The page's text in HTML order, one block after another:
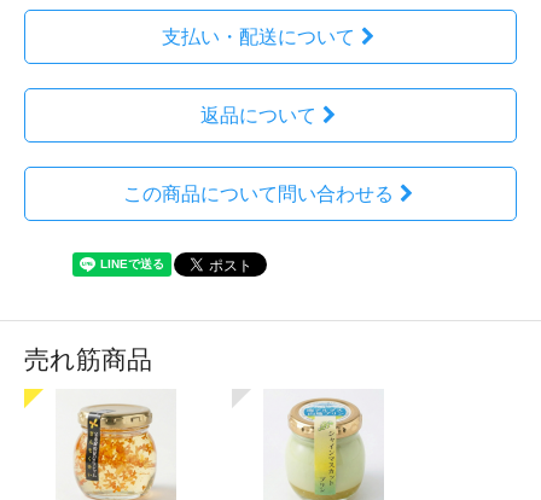
支払い・配送について
返品について
この商品について問い合わせる
売れ筋商品